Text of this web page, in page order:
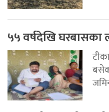
५५ वर्षदेखि घरबासका